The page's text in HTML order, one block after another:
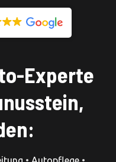
Experte